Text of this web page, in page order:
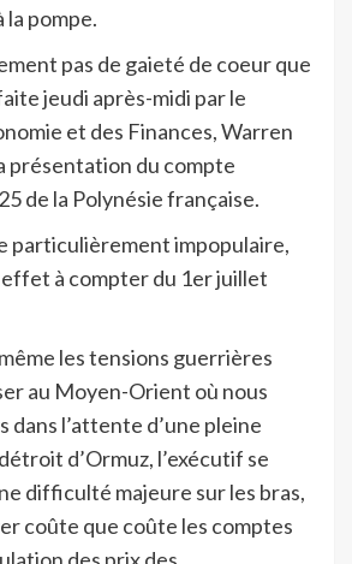
la pompe.
pas de gaieté de coeur que
jeudi après-midi par le
et des Finances, Warren
présentation du compte
de la Polynésie française.
particulièrement impopulaire,
à compter du 1er juillet
les tensions guerrières
au Moyen-Orient où nous
dans l’attente d’une pleine
d’Ormuz, l’exécutif se
difficulté majeure sur les bras,
coûte que coûte les comptes